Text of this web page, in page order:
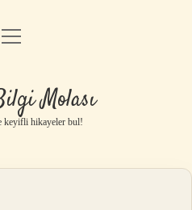
Uyarı
menüyü
Molası
keyifli hikayeler bul!